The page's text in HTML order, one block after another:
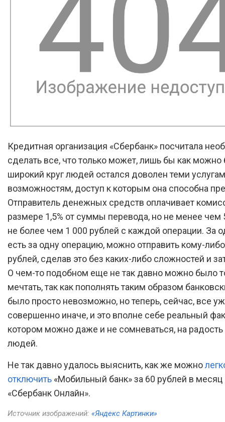
Кредитная организация «Сбербанк» посчитала
сделать все, что только может, лишь бы как можно
широкий круг людей остался доволен теми
возможностям, доступ к которым она способна
Отправитель денежных средств оплачивает
размере 1,5% от суммы перевода, но не менее чем
не более чем 1 000 рублей с каждой операции. За
есть за одну операцию, можно отправить кому-
рублей, сделав это без каких-либо сложностей и
О чем-то подобном еще не так давно можно было
мечтать, так как пополнять таким образом
было просто невозможно, но теперь, сейчас, все
совершенно иначе, и это вполне себе реальный
котором можно даже и не сомневаться, на
людей.
Не так давно удалось выяснить, как же можно
отключить «Мобильный банк» за 60 рублей в месяц
«Сбербанк Онлайн».
Источник изображений: «Яндекс Картинки»